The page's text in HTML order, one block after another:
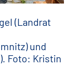
(Landrat
und
Foto: Kristin